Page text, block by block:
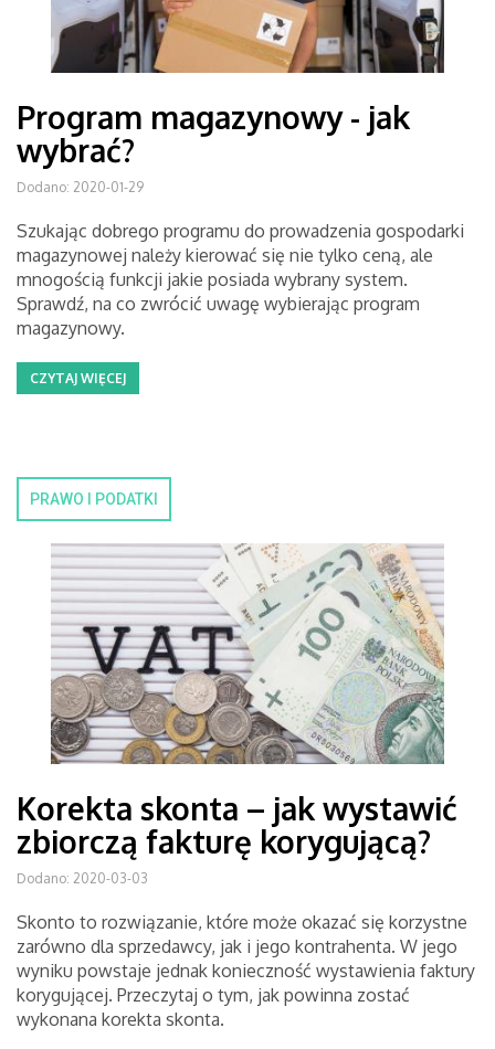
Program magazynowy - jak
wybrać?
Dodano: 2020-01-29
Szukając dobrego programu do prowadzenia gospodarki
magazynowej należy kierować się nie tylko ceną, ale
mnogością funkcji jakie posiada wybrany system.
Sprawdź, na co zwrócić uwagę wybierając program
magazynowy.
CZYTAJ WIĘCEJ
PRAWO I PODATKI
Korekta skonta – jak wystawić
zbiorczą fakturę korygującą?
Dodano: 2020-03-03
Skonto to rozwiązanie, które może okazać się korzystne
zarówno dla sprzedawcy, jak i jego kontrahenta. W jego
wyniku powstaje jednak konieczność wystawienia faktury
korygującej. Przeczytaj o tym, jak powinna zostać
wykonana korekta skonta.